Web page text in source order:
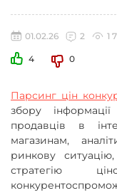
01.02.26 2 1
4 0
Парсинг цін
збору
продавців в
магазинам,
ринкову
стратегію